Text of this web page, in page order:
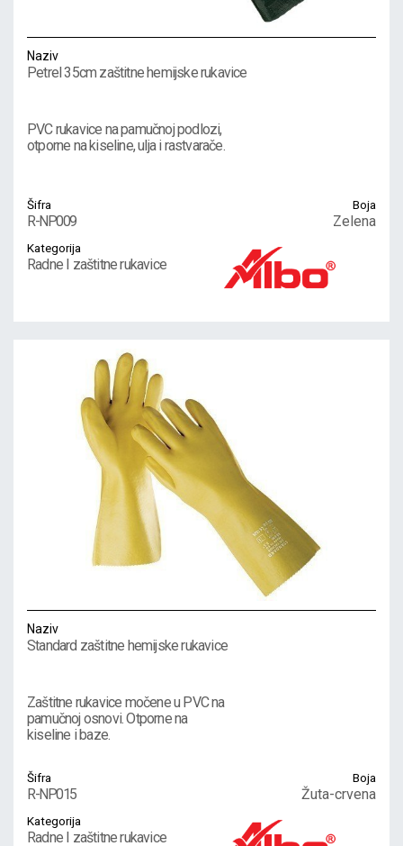
Naziv
Petrel 35cm zaštitne hemijske rukavice
PVC rukavice na pamučnoj podlozi,
otporne na kiseline, ulja i rastvarače.
Šifra
R-NP009
Boja
Zelena
Kategorija
Radne I zaštitne rukavice
Naziv
Standard zaštitne hemijske rukavice
Zaštitne rukavice močene u PVC na
pamučnoj osnovi. Otporne na
kiseline i baze.
Šifra
R-NP015
Boja
Žuta-crvena
Kategorija
Radne I zaštitne rukavice